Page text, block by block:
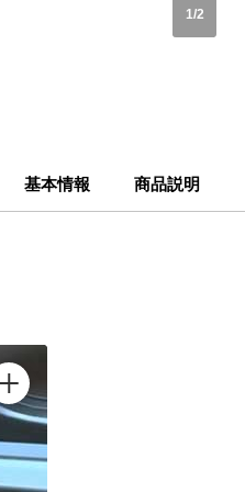
1/2
基本情報 商品説明